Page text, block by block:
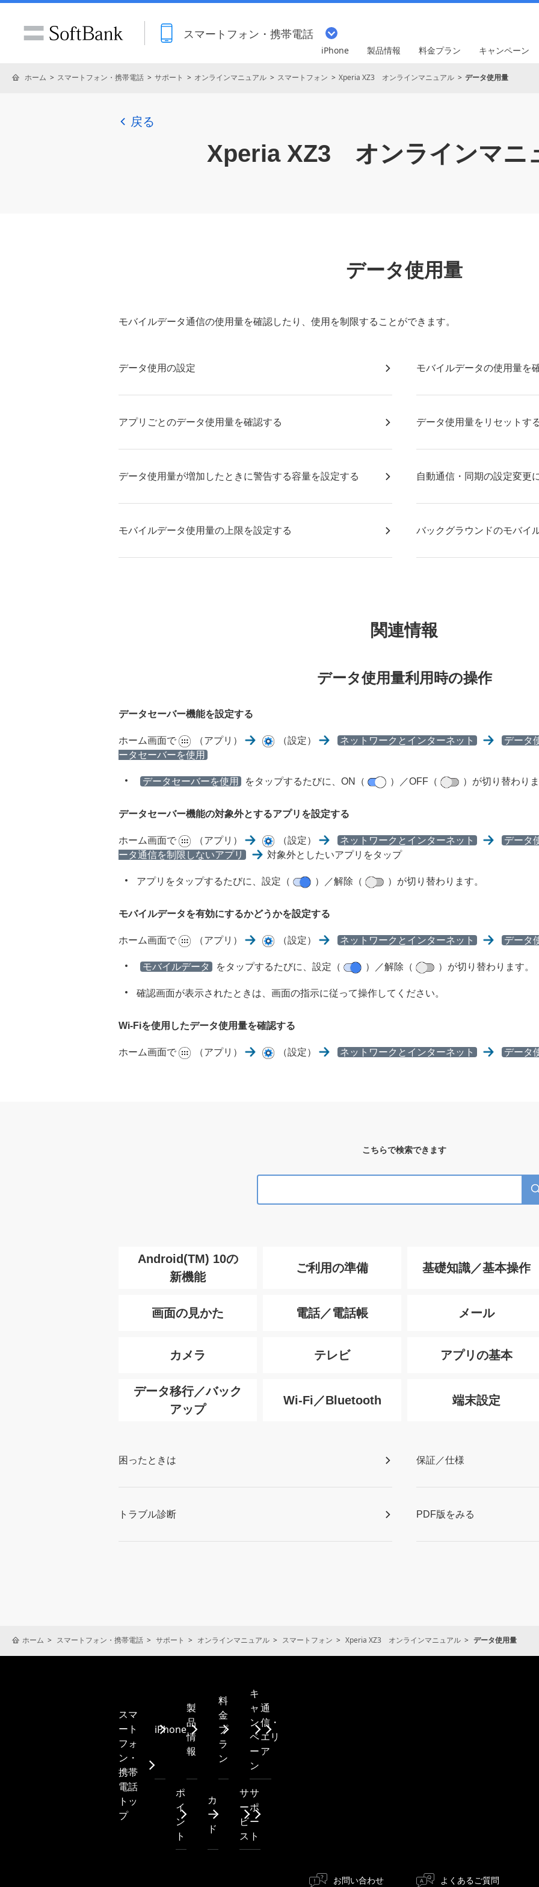
スマートフォン・携帯電話
iPhone 製品情報 料金プラン キャンペーン
ホーム スマートフォン・携帯電話 サポート オンラインマニュアル スマートフォン Xperia XZ3 オンラインマニュアル データ使用量
戻る
Xperia XZ3 オンラインマニ
データ使用量
モバイルデータ通信の使用量を確認したり、使用を制限することができます。
データ使用の設定 モバイルデータの使用量を
アプリごとのデータ使用量を確認する データ使用量をリセットす
データ使用量が増加したときに警告する容量を設定する 自動通信・同期の設定変更
モバイルデータ使用量の上限を設定する バックグラウンドのモバイ
関連情報
データ使用量利用時の操作
データセーバー機能を設定する
ホーム画面で （アプリ） （設定） ネットワークとインターネット データ
ータセーバーを使用
データセーバーを使用 をタップするたびに、ON（ ）／OFF（ ）が切り替わりま
データセーバー機能の対象外とするアプリを設定する
ホーム画面で （アプリ） （設定） ネットワークとインターネット データ
ータ通信を制限しないアプリ
対象外としたいアプリをタップ
アプリをタップするたびに、設定（ ）／解除（ ）が切り替わります。
モバイルデータを有効にするかどうかを設定する
ホーム画面で （アプリ） （設定） ネットワークとインターネット データ
モバイルデータ をタップするたびに、設定（ ）／解除（ ）が切り替わります。
確認画面が表示されたときは、画面の指示に従って操作してください。
Wi-Fiを使用したデータ使用量を確認する
ホーム画面で （アプリ） （設定） ネットワークとインターネット データ
こちらで検索できます
Android(TM) 10の
新機能
ご利用の準備 基礎知識／基本操作
画面の見かた 電話／電話帳 メール
カメラ テレビ アプリの基本
データ移行／バック
アップ
Wi-Fi／Bluetooth 端末設定
困ったときは 保証／仕様
トラブル診断 PDF版をみる
ホーム スマートフォン・携帯電話 サポート オンラインマニュアル スマートフォン Xperia XZ3 オンラインマニュアル データ使用量
スマ
ート
フォ
ン・
携帯
電話
トッ
プ
iPhone
製
品
情
報
料
金
プ
ラ
ン
キ
ャ
ン
ペ
ー
ン
通
信・
エリ
ア
ポ
イ
ン
ト
カ
ー
ド
サ
ー
ビ
ス
サ
ポ
ー
ト
お問い合わせ よくあるご質問